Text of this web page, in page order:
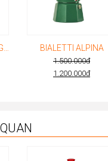
BIALETTI VENUS ELEGANCE BIALETTI ALPINA
1.500.000đ
Original
1.200.000đ